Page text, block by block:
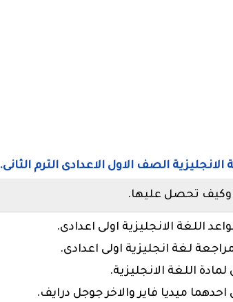
الصف الاول الاعدادى الترم الثانى.
وكيف تحصل عليها.
اللغة الانجليزية اولى اعدادى.
اللغة الانجليزية.
ميديا فاير والاخر جوجل درايف.